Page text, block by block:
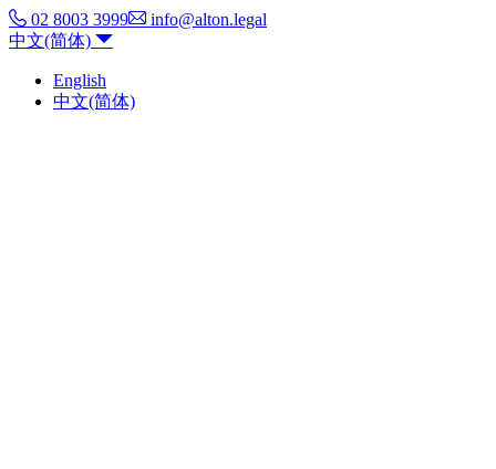
02 8003 3999
info@alton.legal
中文(简体)
English
中文(简体)